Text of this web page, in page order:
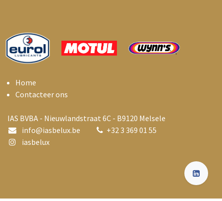
Home
Contacteer ons
IAS BVBA - Nieuwlandstraat 6C - B9120 Melsele
info@iasbelux.be +32 3 369 01 55
iasbelux